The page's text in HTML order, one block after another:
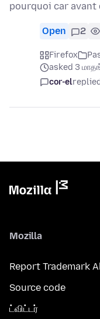
pourquoi car avant
Open 2
Firefox
asked 3
cor-el
Mozilla
Report Trademark
Source code
ட்விட்டர்